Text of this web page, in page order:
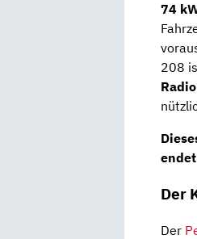
74
208
Radio
Der
Der